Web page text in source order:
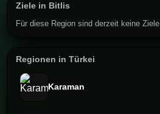
Ziele in Bitlis
Für diese Region sind derzeit keine
Regionen in Türkei
Karaman